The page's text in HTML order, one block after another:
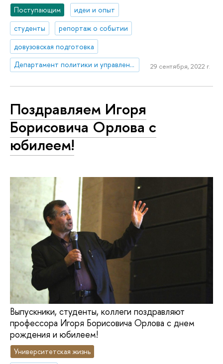
Поступающим
идеи и опыт
студенты
репортаж о событии
довузовская подготовка
Департамент политики и управления
29 сентября, 2022 г.
Поздравляем Игоря
Борисовича Орлова с
юбилеем!
Выпускники, студенты, коллеги поздравляют
профессора Игоря Борисовича Орлова с днем
рождения и юбилеем!
Университетская жизнь